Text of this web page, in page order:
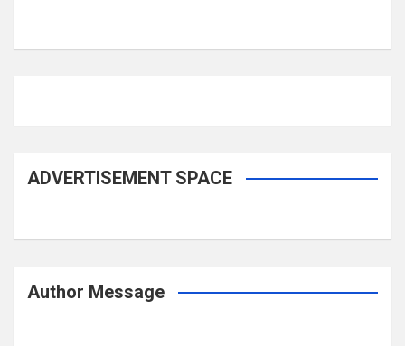
ADVERTISEMENT SPACE
Author Message